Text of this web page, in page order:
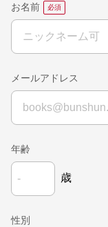
お名前
メールアドレス
年齢
歳
性別